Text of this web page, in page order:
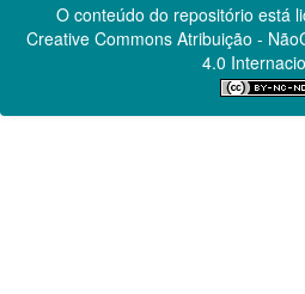
O conteúdo do repositório está
Creative CommonsAtribuição -
4.0